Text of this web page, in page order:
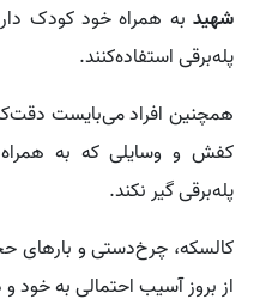
شهید به همراه خود کودک
پله‌برقی استفاده‌کنند.
همچنین افراد می‌بایست
کفش و وسایلی که به
پله‌برقی گیر نکند.
کالسکه، چرخ‌دستی و بارهای
از بروز آسیب احتمالی به خود